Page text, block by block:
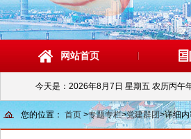
网站首页
今天是： 2026年8月7日 星期五 农历丙午
您的位置： 首页 >专题专栏>党建群团>详细